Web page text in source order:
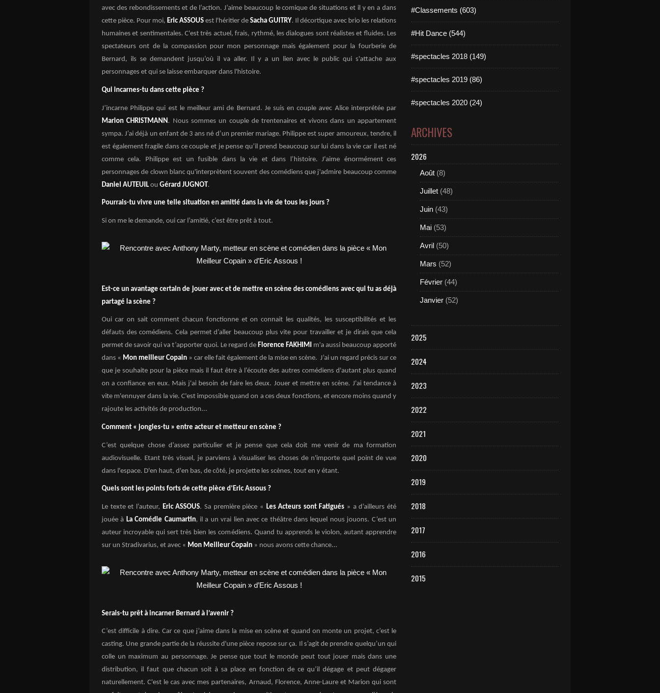
avec des rebondissements et de l’action. J’aime beaucoup le comique de situations et il y en a dans
cette pièce. Pour moi, Eric ASSOUS est l'héritier de Sacha GUITRY. Il décortique avec brio les relations
humaines et sentimentales. C'est très actuel, frais, rythmé, les dialogues sont réalistes et fluides. Les
spectateurs ont de la compassion pour mon personnage mais également pour la fourberie de
Bernard, ils se demandent jusqu’où il va aller. Il y a un lien avec le public qui s'attache aux
personnages et qui se laisse embarquer dans l'histoire.
Qui incarnes-tu dans cette pièce ?
J’incarne Philippe qui est le meilleur ami de Bernard. Je suis en couple avec Alice interprétée par
Marion CHRISTMANN . Nous sommes un couple de trentenaires et vivons dans un appartement
sympa. J’ai déjà un enfant de 3 ans né d’un premier mariage. Philippe est super amoureux, tendre, il
est également fragile dans ce couple et je pense qu’il prend beaucoup sur lui dans la vie car il est né
comme cela. Philippe est un fusible dans la vie et dans l’histoire. J'aime énormément ces
personnages de clown blanc qu'interprètent souvent des comédiens que j'admire beaucoup comme
Daniel AUTEUIL ou Gérard JUGNOT.
Pourrais-tu vivre une telle situation en amitié dans la vie de tous les jours ?
Si on me le demande, oui car l’amitié, c’est être prêt à tout.
Est-ce un avantage certain de jouer avec et de mettre en scène des comédiens avec qui tu as déjà
partagé la scène ?
Oui car on sait comment chacun fonctionne et on connait les qualités, les susceptibilités et les
défauts des comédiens. Cela permet d’aller beaucoup plus vite pour travailler et je dirais que cela
permet de savoir qui va t’apporter quoi. Le regard de Florence FAKHIMI m'a aussi beaucoup apporté
dans « Mon meilleur Copain » car elle fait également de la mise en scène. J’ai un regard précis sur ce
que je souhaite pour la pièce mais il faut être à l’écoute des autres comédiens d'autant plus quand
on a confiance en eux. Mais j'ai besoin de faire les deux. Jouer et mettre en scène. J'ai tendance à
vite m'ennuyer dans la vie. C'est impossible quand on a ces deux fonctions, et encore moins quand y
rajoute les activités de production...
Comment « jongles-tu » entre acteur et metteur en scène ?
C’est quelque chose d’assez particulier et je pense que cela doit me venir de ma formation
audiovisuelle. Etant très visuel, je parviens à visualiser les choses de n'importe quel point de vue
dans l'espace. D'en haut, d'en bas, de côté, je projette les scènes, tout en y étant.
Quels sont les points forts de cette pièce d’Eric Assous ?
Le texte et l’auteur, Eric ASSOUS. Sa première pièce « Les Acteurs sont Fatigués » a d’ailleurs été
jouée à La Comédie Caumartin, il a un vrai lien avec ce théâtre dans lequel nous jouons. C’est un
auteur incroyable qui sert très bien les comédiens. Quand tu apprends le violon, autant apprendre
sur un Stradivarius, et avec « Mon Meilleur Copain » nous avons cette chance...
Serais-tu prêt à incarner Bernard à l’avenir ?
C’est difficile à dire. Car ce que j’aime dans la mise en scène et quand on monte un projet, c’est le
casting. Une grande partie de la réussite d'une pièce repose sur ça. Il s’agit de prendre quelqu’un qui
colle un maximum au personnage. Je pense que tout le monde peut tout jouer mais dans une
distribution, il faut que chacun soit à sa place en fonction de ce qu’il dégage et peut dégager
naturellement. C'est le cas avec mes partenaires, Arnaud, Florence, Anne-Laure et Marion qui sont
#Classements (603)
#Hit Dance (544)
#spectacles 2018 (149)
#spectacles 2019 (86)
#spectacles 2020 (24)
ARCHIVES
2026
Août (8)
Juillet (48)
Juin (43)
Mai (53)
Avril (50)
Mars (52)
Février (44)
Janvier (52)
2025
2024
2023
2022
2021
2020
2019
2018
2017
2016
2015